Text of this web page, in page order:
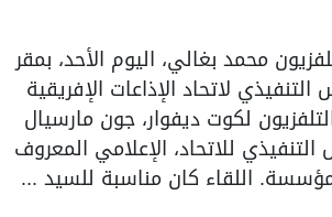
محمد بغالي، اليوم الأحد، بمقر
لاتحاد الإذاعات الإفريقية
لكوت ديفوار، جون مارسيال
للاتحاد، الإعلامي المعروف
اللقاء كان مناسبة للسيد ...